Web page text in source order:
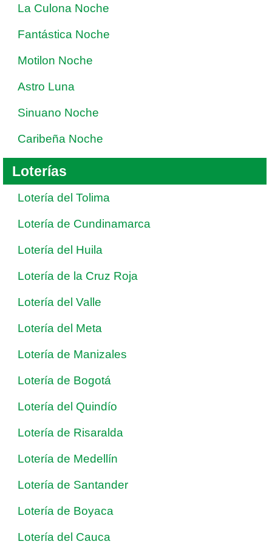
La Culona Noche
Fantástica Noche
Motilon Noche
Astro Luna
Sinuano Noche
Caribeña Noche
Loterías
Lotería del Tolima
Lotería de Cundinamarca
Lotería del Huila
Lotería de la Cruz Roja
Lotería del Valle
Lotería del Meta
Lotería de Manizales
Lotería de Bogotá
Lotería del Quindío
Lotería de Risaralda
Lotería de Medellín
Lotería de Santander
Lotería de Boyaca
Lotería del Cauca